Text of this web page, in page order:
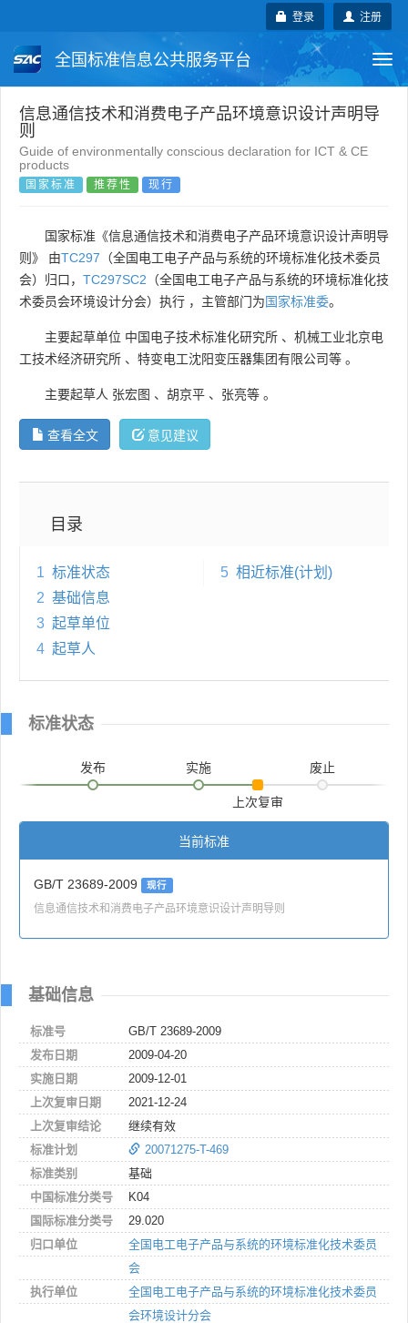
注册
登录
全国标准信息公共服务平台
国家标准 行业标准 地方标准
团体标准 企业标准 国际标准
信息通信技术和消费电子产品环境意识设计声明导
则
Guide of environmentally conscious declaration for ICT & CE
products
国家标准 推荐性 现行
国家标准《信息通信技术和消费电子产品环境意识设计声明导
则》 由TC297 （全国电工电子产品与系统的环境标准化技术委员
会）归口， TC297SC2 （全国电工电子产品与系统的环境标准化技
术委员会环境设计分会）执行 ，主管部门为国家标准委。
主要起草单位 中国电子技术标准化研究所 、 机械工业北京电
工技术经济研究所 、 特变电工沈阳变压器集团有限公司等 。
主要起草人 张宏图 、 胡京平 、 张亮等 。
查看全文 意见建议
目录
1 标准状态
2 基础信息
3 起草单位
4 起草人
5 相近标准(计划)
标准状态
发布 实施
上次复审
废止
当前标准
GB/T 23689-2009 现行
信息通信技术和消费电子产品环境意识设计声明导则
基础信息
标准号
GB/T 23689-2009
发布日期
2009-04-20
实施日期
2009-12-01
上次复审日期
2021-12-24
上次复审结论
继续有效
标准计划
20071275-T-469
标准类别
基础
中国标准分类号
K04
国际标准分类号
29.020
归口单位
全国电工电子产品与系统的环境标准化技术委员
会
执行单位
全国电工电子产品与系统的环境标准化技术委员
会环境设计分会